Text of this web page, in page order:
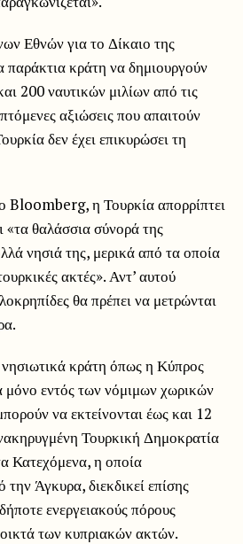
Εθνών για το Δίκαιο της
παράκτια κράτη να δημιουργούν
200 ​​ναυτικών μιλίων από τις
αξιώσεις που απαιτούν
δεν έχει επικυρώσει τη
Bloomberg, η Τουρκία απορρίπτει
«τα θαλάσσια σύνορά της
νησιά της, μερικά από τα οποία
ακτές». Αντ’ αυτού
θα πρέπει να μετρώνται
νησιωτικά κράτη όπως η Κύπρος
μόνο εντός των νόμιμων χωρικών
να εκτείνονται έως και 12
Τουρκική Δημοκρατία
Κατεχόμενα, η οποία
Άγκυρα, διεκδικεί επίσης
ενεργειακούς πόρους
των κυπριακών ακτών.